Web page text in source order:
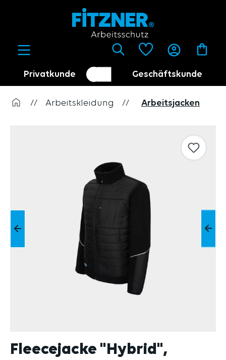
Privatkunde
Kundenumschalter
Geschäftskunde
Händler
// Arbeitskleidung // Arbeitsjacken
Fleecejacke "Hybrid",